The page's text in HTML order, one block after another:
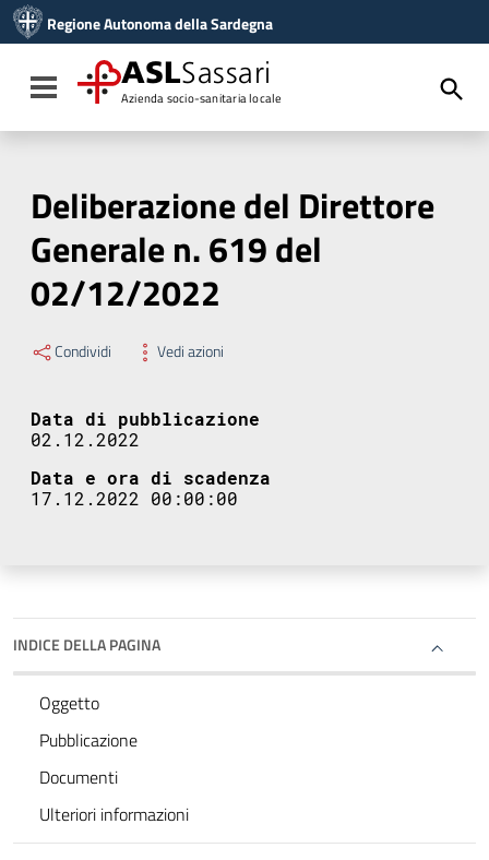
Vai al menu di navigazione
Vai al footer
Regione Autonoma della Sardegna
Toggle navigation
ASLSassari
Azienda socio-sanitaria locale
Deliberazione del Direttore
Generale n. 619 del
02/12/2022
Condividi Vedi azioni
Data di pubblicazione
02.12.2022
Data e ora di scadenza
17.12.2022 00:00:00
INDICE DELLA PAGINA
Oggetto
Pubblicazione
Documenti
Ulteriori informazioni